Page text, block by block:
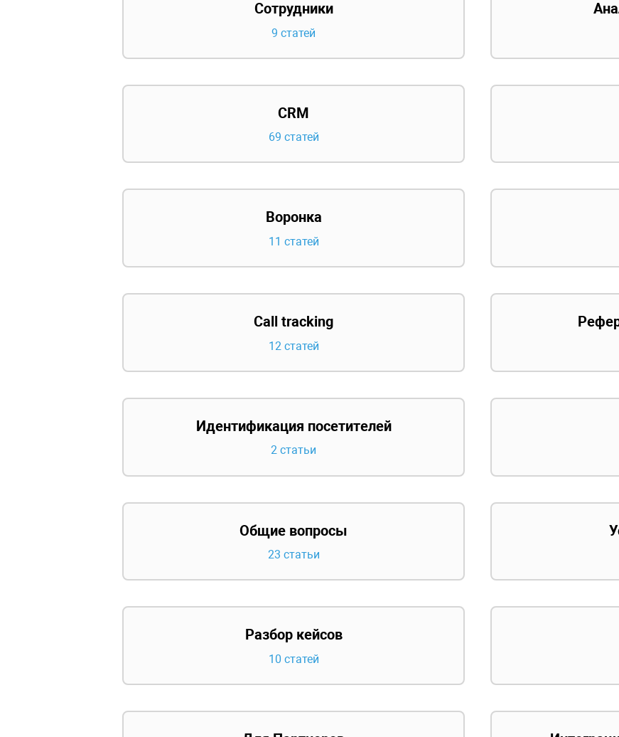
Сотрудники
9 статей
CRM
69 статей
Воронка
11 статей
Call tracking
12 статей
Идентификация посетителей
2 статьи
Общие вопросы
23 статьи
Разбор кейсов
10 статей